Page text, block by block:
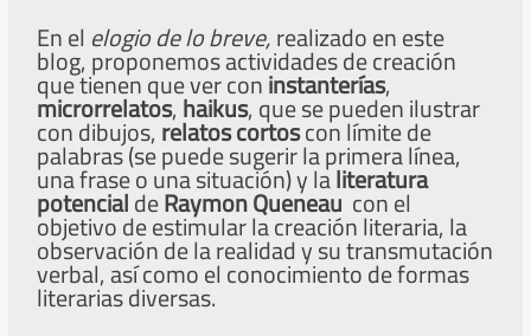
En el elogio de lo breve,realizado en este
blog, proponemos actividades de creación
que tienen que ver coninstanterías,
microrrelatos,haikus, que se pueden ilustrar
con dibujos,relatos cortoscon límite de
palabras (se puede sugerir la primera línea,
una frase o una situación) y laliteratura
potencialdeRaymon Queneaucon el
objetivo de estimular la creación literaria, la
observación de la realidad y su transmutación
verbal, así como el conocimiento de formas
literarias diversas.